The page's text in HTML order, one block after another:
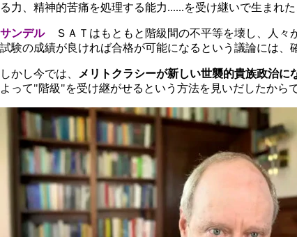
る力、精神的苦痛を処理する能力......を受け継いで生まれ
サンデルＳＡＴはもともと階級間の不平等を壊し、人々
試験の成績が良ければ合格が可能になるという議論には、
しかし今では、 メリトクラシーが新しい世襲的貴族政治に
よって"階級"を受け継がせるという方法を見いだしたからで